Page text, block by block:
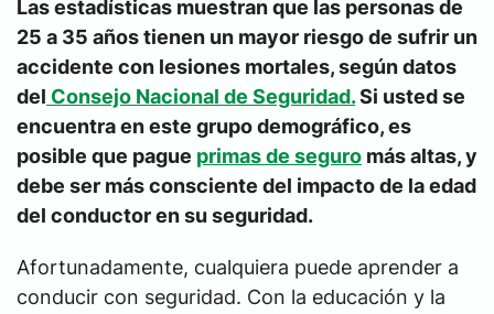
Las estadísticas muestran que las personas de
25 a 35 años tienen un mayor riesgo de sufrir un
accidente con lesiones mortales, según datos
del Consejo Nacional de Seguridad.Si usted se
encuentra en este grupo demográfico, es
posible que pague primas de seguro más altas, y
debe ser más consciente del impacto de la edad
del conductor en su seguridad.
Afortunadamente, cualquiera puede aprender a
conducir con seguridad. Con la educación y la